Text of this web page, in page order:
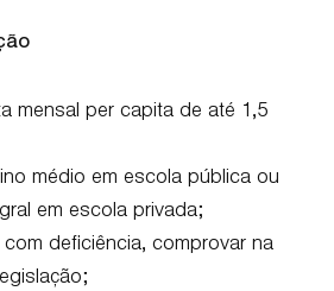
mensal per capita de até 1,5
médio em escola pública ou
em escola privada;
deficiência, comprovar na